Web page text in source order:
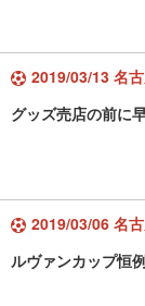
2019/03/13 名
グッズ売店の前に
2019/03/06 名
ルヴァンカップ恒